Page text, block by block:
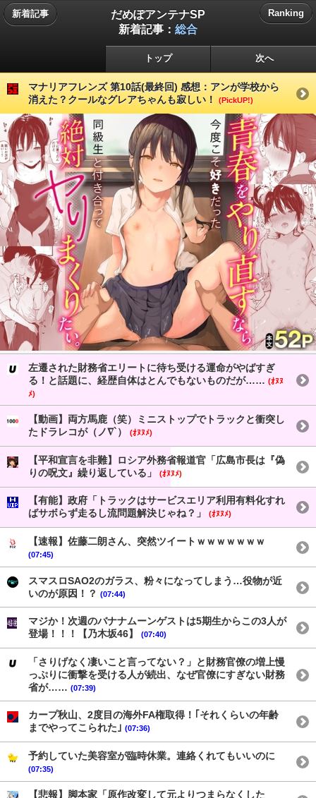
新着記事
だめぽアンテナSP
新着記事： 総合
Ranking
トップ 次へ
マナリアフレンズ 第10話(最終回) 感想：アンが学校から
消えた？クールなグレアちゃんも寂しい！
(PickUP!)
左遷された財務省エリートに待ち受ける運命がやばすぎ
る！と話題に、経歴自体はとんでもないものだが…… (ｵﾇﾇ
ﾒ)
【動画】両方馬鹿（笑）ミニストップでトラックと衝突し
たドラレコが（ノ∇`）
(ｵﾇﾇﾒ)
【平和宣言を非難】ロシア外務省報道官「広島市長は『偽
りの呪文』繰り返している」
(ｵﾇﾇﾒ)
【有能】政府「トラックはサービスエリア利用有料化すれ
ばサボらず走るし流問題解決じゃね？」
(ｵﾇﾇﾒ)
【速報】佐藤二朗さん、突然ツイートｗｗｗｗｗｗｗ
(07:45)
スマスロSAO2のガラス、粉々になってしまう…役物が近
いのが原因！？ (07:44)
マジか！次週のバナナムーンゲストは5期生からこの3人が
登場！！！【乃木坂46】
(07:40)
「さりげなく凄いこと言ってない？」と財務官僚の増上慢
っぷりに衝撃を受ける人が続出、なぜ官僚にすぎない財務
省が…… (07:39)
カープ秋山、2度目の海外FA権取得！｢それくらいの年齢
までやってこられた｣ (07:36)
予約していた美容室が臨時休業。連絡くれてもいいのに
(07:35)
【悲報】脚本家「原作改変して元よりつまらなくした